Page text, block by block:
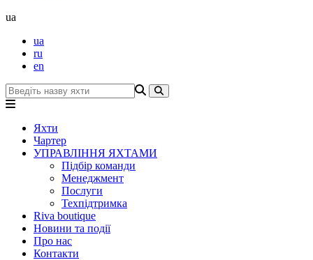
ua
ua
ru
en
Яхти
Чартер
УПРАВЛІННЯ ЯХТАМИ
Підбір команди
Менеджмент
Послуги
Техпідтримка
Riva boutique
Новини та події
Про нас
Контакти